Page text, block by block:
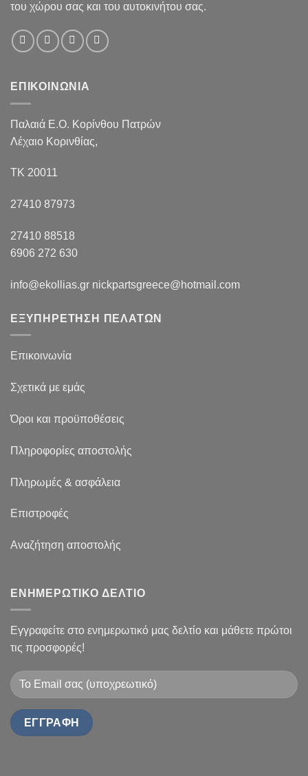
του χώρου σας και του αυτοκινήτου σας.
ΕΠΙΚΟΙΝΩΝΙΑ
Παλαιά Ε.Ο. Κορίνθου Πατρών
Λέχαιο Κορινθίας,
ΤΚ 20011
27410 87973
27410 88518
6906 272 630
info@ekollias.gr nickpartsgreece@hotmail.com
ΕΞΥΠΗΡΕΤΗΣΗ ΠΕΛΑΤΩΝ
Επικοινωνία
Σχετικά με εμάς
Όροι και προϋποθέσεις
Πληροφορίες αποστολής
Πληρωμές & ασφάλεια
Επιστροφές
Αναζήτηση αποστολής
ΕΝΗΜΕΡΩΤΙΚΟ ΔΕΛΤΙΟ
Εγγραφείτε στο ενημερωτικό μας δελτίο και μάθετε πρώτοι
τις προσφορές!